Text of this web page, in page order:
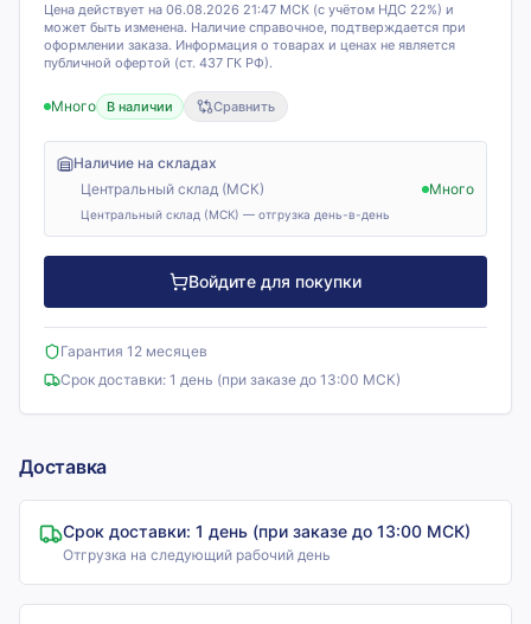
Цена действует на 06.08.2026 21:47 МСК (с учётом НДС 22%) и
может быть изменена. Наличие справочное, подтверждается при
оформлении заказа. Информация о товарах и ценах не является
публичной офертой (ст. 437 ГК РФ).
Много В наличии Сравнить
Наличие на складах
Центральный склад (МСК)
Много
Центральный склад (МСК) — отгрузка день-в-день
Войдите для покупки
Гарантия 12 месяцев
Срок доставки: 1 день (при заказе до 13:00 МСК)
Доставка
Срок доставки: 1 день (при заказе до 13:00 МСК)
Отгрузка на следующий рабочий день